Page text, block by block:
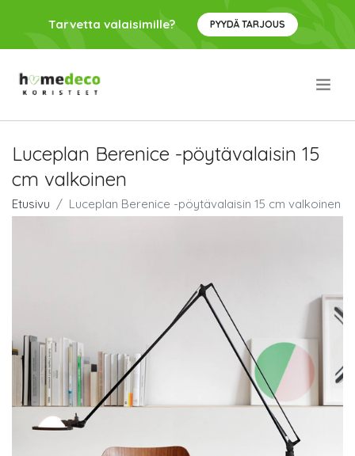
Tarvetta valaisimille? PYYDÄ TARJOUS
Luceplan Berenice -pöytävalaisin 15
cm valkoinen
Etusivu Luceplan Berenice -pöytävalaisin 15 cm valkoinen